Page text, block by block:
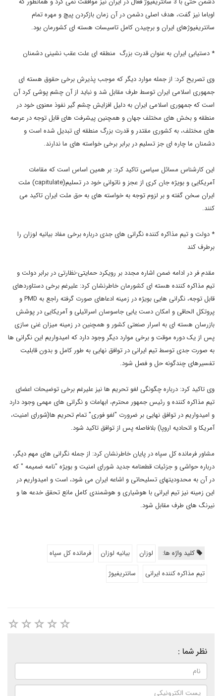
اوباما نیز گفت، هدف اصلی دشمن در آن زمان بازکردن پیچ و مهره تمام
سانتریفیوژهای ایران و برچیدن کامل تاسیسات هسته ای کشورمان بود.
* دستیابی ایران به عنوان قدرت بزرگ منطقه ای علت عقب نشینی دشمنان
وی تصریح کرد: از جمله موارد دیگر که موجب پذیرش برخی حقوق هسته ای
جمهوری اسلامی ایران توسط طرف مقابل شد و نباید از آن چشم پوشی کرد آن
است که جمهوری اسلامی ایران به دلیل افزایش چشم گیر نفوذ معنوی خود در
منطقه و بخش های مختلف جهان و همچنین پیشرفت های قابل توجه در عرصه
های مختلف، به کشوری مقتدر و قدرت بزرگ منطقه ای تبدیل شده است و
دشمنان ما چاره ای جز تسلیم در برابر برخی خواسته های ما ندارند.
این کارشناس مسائل سیاسی تاکید کرد: بر همین اساس است که مقامات
آمریکایی و بویژه جان کری از عجز و ناتوانی خود در تسلیم(capitulate) ملت
ایران سخن گفته و بر لزوم توجه به خواسته های به حق ملت ایران تاکید می
کنند.
* دولت و تیم مذاکره کننده نگرانی های جدی درباره برخی مفاد بیانیه لوزان را
برطرف کند
مقدم فر در ادامه ضمن اشاره مجدد بر رویکرد حمایتی-نظارتی در برابر دولت و
تیم مذاکره کننده هسته ای کشورمان خاطرنشان کرد: علیرغم برخی دستاوردهای
قابل توجه، نگرانی هایی بویژه در زمینه ادعاهای صورت گرفته راجع به PMD و
پروتکل الحاقی و امکان دست یابی جاسوسان اسرائیلی و آمریکایی در پوشش
بازرسان هسته ای به اسرار صنعتی کشور و همچنین در زمینه میزان غنی سازی
پس از یک دوره موقت و برخی موارد دیگر وجود دارد که امیدواریم این نگرانی ها
به صورت جدی توسط تیم ایرانی در توافق نهایی به طور کامل و بدون قابلیت
تفسیرهای چندگونه حل و فصل شود.
وی تاکید کرد: درباره چگونگی لغو تحریم ها نیز علیرغم برخی توضیحات اعضای
تیم مذاکره کننده و رئیس جمهور محترم، ابهامات و نگرانی های مهمی وجود دارد
و امیدواریم در توافق نهایی بر ضرورت "لغو فوری" تمام تحریم ها(شورای امنیت،
آمریکا و اتحادیه اروپا) بلافاصله پس از توافق تاکید شود.
مشاور فرمانده کل سپاه در پایان خاطرنشان کرد: از جمله نگرانی های مهم دیگر،
درباره حواشی و جزئیات قطعنامه جدید شورای امنیت و بویژه "نامه ضمیمه " که
در آن به محدودیتهای تسلیحاتی و اشاعه ایران می شود، است و امیدواریم در
این زمینه نیز تیم ایرانی با هوشیاری و هوشمندی کامل مانع تحقق خدعه ها و
نیرنگ های طرف مقابل شود.
کلید واژه ها: لوزان بیانیه لوزان
فرمانده کل سپاه
تیم مذاکره کننده ایرانی
سانتریفیوژ
نظر شما :